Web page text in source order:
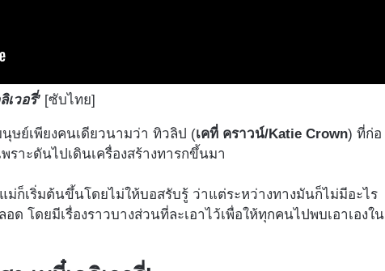
เวอรี่’ [ซับไทย]
ษย์เพียงคนเดียวนามว่า ทิวลิป (เคที่ คราวน์/Katie Crown) ที่ก่อ
ราะดันไปเดินเครื่องสร้างทารกขึ้นมา
ม่ก็เริ่มต้นขึ้นโดยไม่ให้บอสรับรู้ ว่าแต่ระหว่างทางมันก็ไม่มีอะไร
ด โดยมีเรื่องราวบางส่วนที่ละเอาไว้เพื่อให้ทุกคนไปพบเอาเองใน